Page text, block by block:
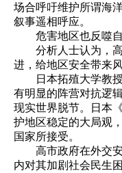
场合呼吁维护所谓海
叙事遥相呼应。
危害地区也反噬
分析人士认为，高
进，给地区安全带来风
日本拓殖大学教授
有明显的阵营对抗逻
现实世界脱节。日本
护地区稳定的大局观
国家所接受。
高市政府在外交安
内对其加剧社会民生